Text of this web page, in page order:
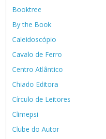
Booktree
By the Book
Caleidoscópio
Cavalo de Ferro
Centro Atlântico
Chiado Editora
Círculo de Leitores
Climepsi
Clube do Autor